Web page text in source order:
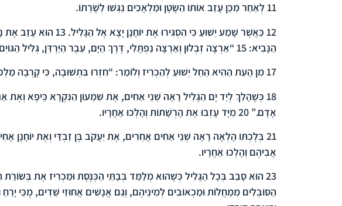
11 לְאַחַר מִכֵּן עָזַב אוֹתוֹ הַשָֹטָן וּמַלְאָכִים נִגְּשׁוּ לְשָׁרְתוֹ.
12 כַּאֲשֶׁר שָׁמַע יֵשׁוּעַ כִּי הִסְגִּירוּ אֶת יוֹחָנָן יָצָא אֶל הַגָּלִיל. 13 הוּא עָזַב אֶת
הַנָּבִיא: 15 “אַרְצָה זְבֻלוּן וְאַרְצָה נַפְתָּלִי, דֶּרֶךְ הַיָּם, עֵבֶר הַיַּרְדֵּן, גְּלִיל
17מִן הָעֵת הַהִיא הֵחֵל יֵשׁוּעַ לְהַכְרִיז וְלוֹמַר: “חִזְרוּ בִּתְשׁוּבָה, כִּי קָרְבָה
18 כְּשֶׁהָלַךְ לְיַד יָם הַגָּלִיל רָאָה שְׁנֵי אַחִים, אֶת שִׁמְעוֹן הַנִּקְרָא כֵּיפָא וְאֶת
אָדָם.” 20מִיָּד עָזְבוּ אֶת הָרְשָׁתוֹת וְהָלְכוּ אַחֲרָיו.
21 בְּלֶכְתּוֹ הָלְאָה רָאָה שְׁנֵי אַחִים אֲחֵרִים, אֶת יַעֲקֹב בֶּן זַבְדַּי וְאֶת יוֹחָנָן
אֲבִיהֶם וְהָלְכוּ אַחֲרָיו.
23 הוּא סָבַב בְּכָל הַגָּלִיל כְּשֶׁהוּא מְלַמֵּד בְּבָתֵּי הַכְּנֶסֶת וּמַכְרִיז אֶת
הַסּוֹבְלִים מִמַּחֲלוֹת וּמַכְאוֹבִים לְמִינֵיהֶם, וְגַם אֲנָשִׁים אֲחוּזֵי שֵׁדִים, מֻכֵּי